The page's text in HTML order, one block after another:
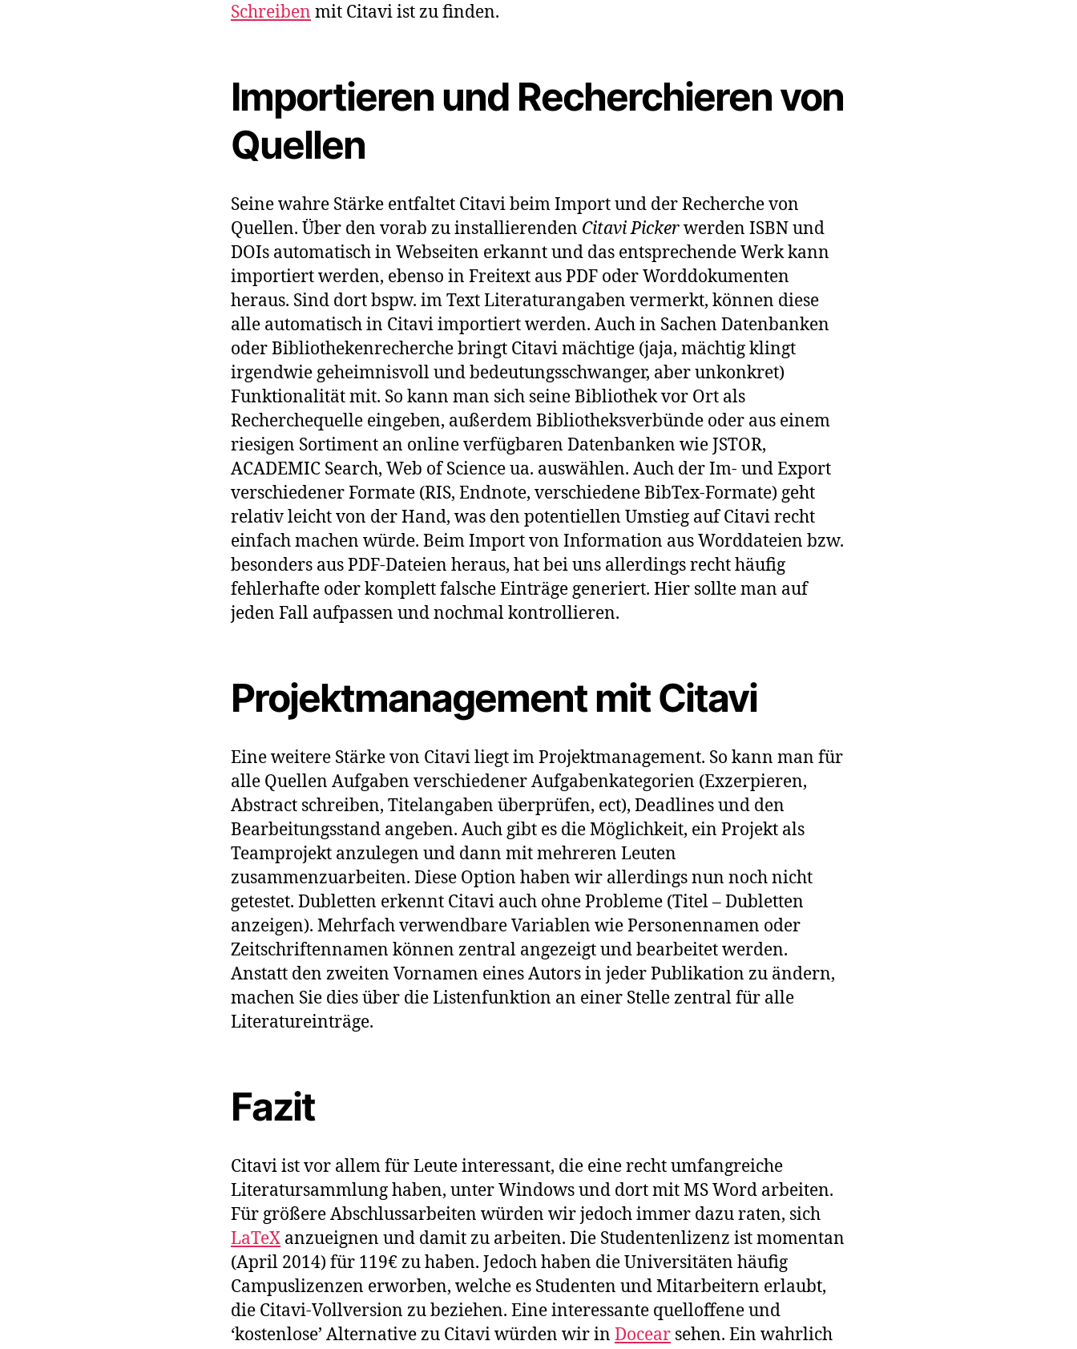
Schreiben mit Citavi ist zu finden.
Importieren und Recherchieren von
Quellen
Seine wahre Stärke entfaltet Citavi beim Import und der Recherche von
Quellen. Über den vorab zu installierenden Citavi Pickerwerden ISBN und
DOIs automatisch in Webseiten erkannt und das entsprechende Werk kann
importiert werden, ebenso in Freitext aus PDF oder Worddokumenten
heraus. Sind dort bspw. im Text Literaturangaben vermerkt, können diese
alle automatisch in Citavi importiert werden. Auch in Sachen Datenbanken
oder Bibliothekenrecherche bringt Citavi mächtige (jaja, mächtig klingt
irgendwie geheimnisvoll und bedeutungsschwanger, aber unkonkret)
Funktionalität mit. So kann man sich seine Bibliothek vor Ort als
Recherchequelle eingeben, außerdem Bibliotheksverbünde oder aus einem
riesigen Sortiment an online verfügbaren Datenbanken wie JSTOR,
ACADEMIC Search, Web of Science ua. auswählen. Auch der Im- und Export
verschiedener Formate (RIS, Endnote, verschiedene BibTex-Formate) geht
relativ leicht von der Hand, was den potentiellen Umstieg auf Citavi recht
einfach machen würde. Beim Import von Information aus Worddateien bzw.
besonders aus PDF-Dateien heraus, hat bei uns allerdings recht häufig
fehlerhafte oder komplett falsche Einträge generiert. Hier sollte man auf
jeden Fall aufpassen und nochmal kontrollieren.
Projektmanagement mit Citavi
Eine weitere Stärke von Citavi liegt im Projektmanagement. So kann man für
alle Quellen Aufgaben verschiedener Aufgabenkategorien (Exzerpieren,
Abstract schreiben, Titelangaben überprüfen, ect), Deadlines und den
Bearbeitungsstand angeben. Auch gibt es die Möglichkeit, ein Projekt als
Teamprojekt anzulegen und dann mit mehreren Leuten
zusammenzuarbeiten. Diese Option haben wir allerdings nun noch nicht
getestet. Dubletten erkennt Citavi auch ohne Probleme (Titel – Dubletten
anzeigen). Mehrfach verwendbare Variablen wie Personennamen oder
Zeitschriftennamen können zentral angezeigt und bearbeitet werden.
Anstatt den zweiten Vornamen eines Autors in jeder Publikation zu ändern,
machen Sie dies über die Listenfunktion an einer Stelle zentral für alle
Literatureinträge.
Fazit
Citavi ist vor allem für Leute interessant, die eine recht umfangreiche
Literatursammlung haben, unter Windows und dort mit MS Word arbeiten.
Für größere Abschlussarbeiten würden wir jedoch immer dazu raten, sich
LaTeX anzueignen und damit zu arbeiten. Die Studentenlizenz ist momentan
(April 2014) für 119€ zu haben. Jedoch haben die Universitäten häufig
Campuslizenzen erworben, welche es Studenten und Mitarbeitern erlaubt,
die Citavi-Vollversion zu beziehen. Eine interessante quelloffene und
‘kostenlose’ Alternative zu Citavi würden wir in Docear sehen. Ein wahrlich